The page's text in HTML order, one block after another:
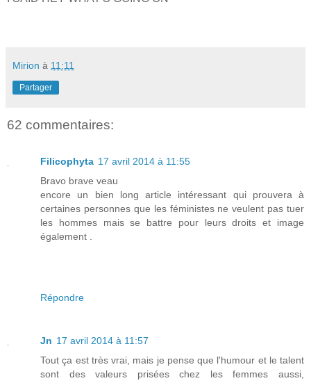
Mirion à 11:11
Partager
62 commentaires:
Filicophyta 17 avril 2014 à 11:55
Bravo brave veau
encore un bien long article intéressant qui prouvera à
certaines personnes que les féministes ne veulent pas tuer
les hommes mais se battre pour leurs droits et image
également .
Répondre
Jn 17 avril 2014 à 11:57
Tout ça est très vrai, mais je pense que l'humour et le talent
sont des valeurs prisées chez les femmes aussi,